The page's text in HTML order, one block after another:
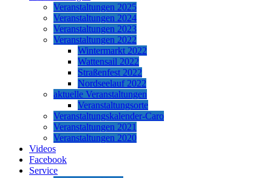
Veranstaltungen 2025
Veranstaltungen 2024
Veranstaltungen 2023
Veranstaltungen 2022
Wintermarkt 2022
Wattensail 2022
Straßenfest 2022
Nordseelauf 2022
aktuelle Veranstaltungen
Veranstaltungsorte
Veranstaltungskalender-Caro
Veranstaltungen 2021
Veranstaltungen 2020
Videos
Facebook
Service